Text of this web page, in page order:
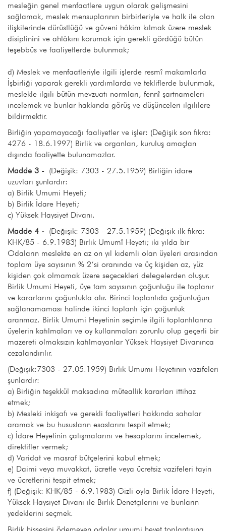
mesleğin genel menfaatlere uygun olarak gelişmesini
sağlamak, meslek mensuplarının birbirleriyle ve halk ile olan
ilişkilerinde dürüstlüğü ve güveni hâkim kılmak üzere meslek
disiplinini ve ahlâkını korumak için gerekli gördüğü bütün
teşebbüs ve faaliyetlerde bulunmak;
d) Meslek ve menfaatleriyle ilgili işlerde resmî makamlarla
İşbirliği yaparak gerekli yardımlarda ve tekliflerde bulunmak,
meslekle ilgili bütün mevzuatı normları, fennî şartnameleri
incelemek ve bunlar hakkında görüş ve düşünceleri ilgililere
bildirmektir.
Birliğin yapamayacağı faaliyetler ve işler: (Değişik son fıkra:
4276 - 18.6.1997) Birlik ve organları, kuruluş amaçlan
dışında faaliyette bulunamazlar.
Madde 3 - (Değişik: 7303 - 27.5.1959) Birliğin idare
uzuvları şunlardır:
a) Birlik Umumi Heyeti;
b) Birlik İdare Heyeti;
c) Yüksek Haysiyet Divanı.
Madde 4 - (Değişik: 7303 - 27.5.1959) (Değişik ilk fıkra:
KHK/85 - 6.9.1983) Birlik Umumî Heyeti; iki yılda bir
Odaların meslekte en az on yıl kıdemli olan üyeleri arasından
toplam üye sayısının % 2‘si oranında ve üç kişiden az, yüz
kişiden çok olmamak üzere seçecekleri delegelerden oluşur.
Birlik Umumi Heyeti, üye tam sayısının çoğunluğu ile toplanır
ve kararlarını çoğunlukla alır. Birinci toplantıda çoğunluğun
sağlanamaması halinde ikinci toplantı için çoğunluk
aranmaz. Birlik Umumi Heyetinin seçimle ilgili toplantılarına
üyelerin katılmaları ve oy kullanmaları zorunlu olup geçerli bir
mazereti olmaksızın katılmayanlar Yüksek Haysiyet Divanınca
cezalandırılır.
(Değişik:7303 - 27.05.1959) Birlik Umumi Heyetinin vazifeleri
şunlardır:
a) Birliğin teşekkül maksadına müteallik kararları ittihaz
etmek;
b) Mesleki inkişafı ve gerekli faaliyetleri hakkında sahalar
aramak ve bu hususların esaslarını tespit etmek;
c) İdare Heyetinin çalışmalarını ve hesaplarını incelemek,
direktifler vermek;
d) Varidat ve masraf bütçelerini kabul etmek;
e) Daimi veya muvakkat, ücretle veya ücretsiz vazifeleri tayin
ve ücretlerini tespit etmek;
f) (Değişik: KHK/85 - 6.9.1983) Gizli oyla Birlik İdare Heyeti,
Yüksek Haysiyet Divanı ile Birlik Denetçilerini ve bunların
yedeklerini seçmek.